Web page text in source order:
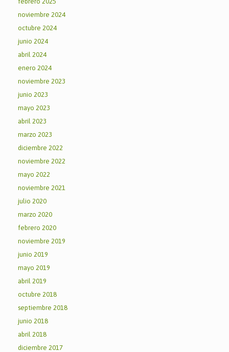
noviembre 2024
octubre 2024
junio 2024
abril 2024
enero 2024
noviembre 2023
junio 2023
mayo 2023
abril 2023
marzo 2023
diciembre 2022
noviembre 2022
mayo 2022
noviembre 2021
julio 2020
marzo 2020
febrero 2020
noviembre 2019
junio 2019
mayo 2019
abril 2019
octubre 2018
septiembre 2018
junio 2018
abril 2018
diciembre 2017